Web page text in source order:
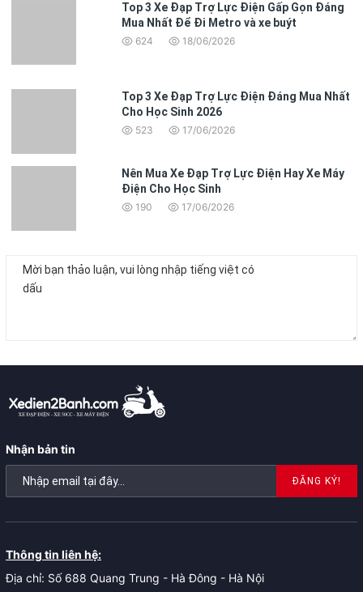
Sau vài lần làm quen, thời gian gấp xe thường chỉ
Các thao tác rất trực quan:
Gập pô tăng.
Hoàn tất.
Để dưới gầm bàn làm việc.
Top 3 Xe Đạp Trợ Lực Điện Gấp Gọn Đáng
Mua Nhất Để Đi Metro và xe buýt
624 18/06/2026
Top 3 Xe Đạp Trợ Lực Điện Đáng Mua Nhất
Cho Học Sinh 2026
523 17/06/2026
Nên Mua Xe Đạp Trợ Lực Điện Hay Xe Máy
Điện Cho Học Sinh
190 17/06/2026
Nhận bản tin
ĐĂNG KÝ!
Thông tin liên hệ:
Địa chỉ: Số 688 Quang Trung - Hà Đông - Hà Nội